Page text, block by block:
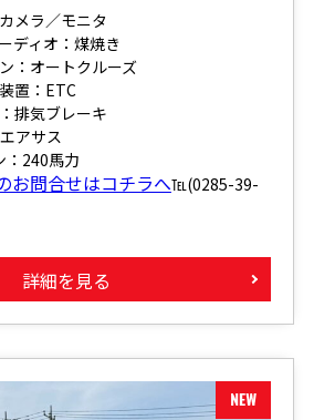
メラ／モニタ
ディオ：煤焼き
：オートクルーズ
置：ETC
排気ブレーキ
アサス
：240馬力
お問合せはコチラへ℡(0285-39-
詳細を見る